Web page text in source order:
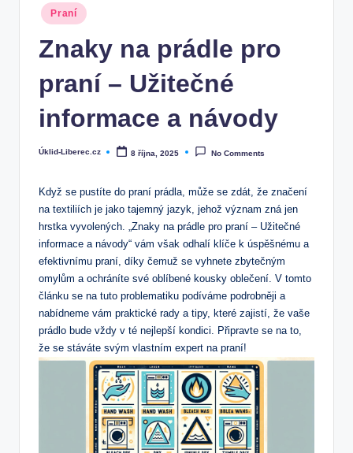
Posted
in
Praní
Znaky na prádle pro
praní – Užitečné
informace a návody
Posted
Úklid-Liberec.cz 8 října, 2025 No Comments
Když se pustíte do praní prádla, může se zdát, že značení
na textiliích je jako tajemný jazyk, jehož význam zná jen
hrstka vyvolených. „Znaky na prádle pro praní – Užitečné
informace a návody“ vám však odhalí klíče k úspěšnému a
efektivnímu praní, díky čemuž se vyhnete zbytečným
omylům a ochráníte své oblíbené kousky oblečení. V tomto
článku se na tuto problematiku podíváme podrobněji a
nabídneme vám praktické rady a tipy, které zajistí, že vaše
prádlo bude vždy v té nejlepší kondici. Připravte se na to,
že se stáváte svým vlastním expert na praní!